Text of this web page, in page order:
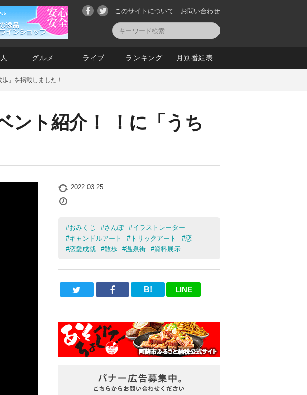
お問い合わせ
このサイトについて
グルメ ライブ ランキング 月別番組表
」を掲載しました！
ント紹介！ ！に「うち
2022.03.25
#おみくじ #さんぽ #イラストレーター
#キャンドルアート #トリックアート #恋
#恋愛成就 #散歩 #温泉街 #資料展示
B! LINE